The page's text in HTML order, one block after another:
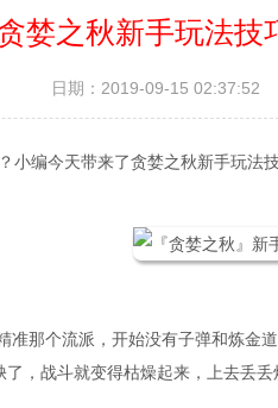
婪之秋新手玩法技
日期：2019-09-15 02:37:52
小编今天带来了贪婪之秋新手玩法
准那个流派，开始没有子弹和炼金
，战斗就变得枯燥起来，上去丢